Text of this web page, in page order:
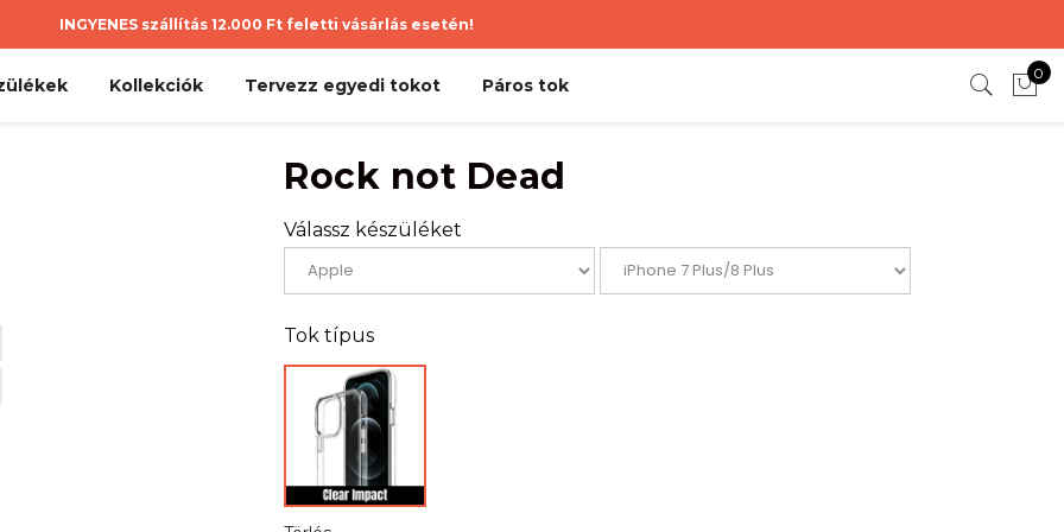
INGYENES szállítás 12.000 Ft feletti vásárlás esetén!
Kollekciók Tervezz egyedi tokot Páros tok
0
Rock not Dead
Válassz készüléket
Tok típus